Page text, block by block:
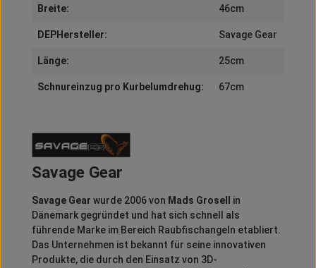
Breite: 46cm
DEPHersteller: Savage Gear
Länge: 25cm
Schnureinzug pro Kurbelumdrehug: 67cm
Savage Gear
Savage Gear wurde 2006 von Mads Grosell
in
Dänemark gegründet und hat sich schnell als
führende Marke im Bereich Raubfischangeln etabliert.
Das Unternehmen ist bekannt für seine innovativen
Produkte, die durch den Einsatz von 3D-